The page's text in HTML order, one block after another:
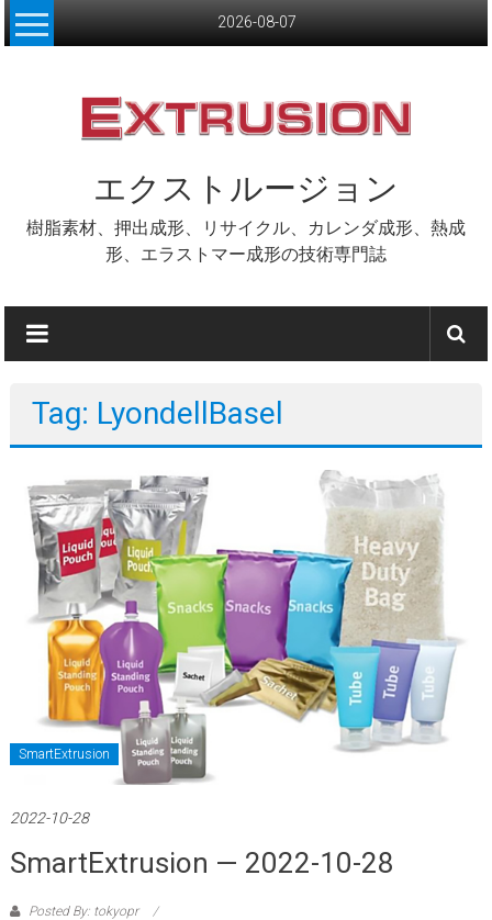
Skip
to
2026-08-07
エクストルージョン
樹脂素材、押出成形、リサイクル、カレンダ成形、熱成
形、エラストマー成形の技術専門誌
Tag: LyondellBasel
SmartExtrusion
2022-10-28
SmartExtrusion — 2022-10-28
Posted By: tokyopr